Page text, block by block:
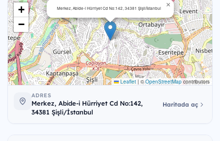
Merkez, Abide-i Hürriyet Cd No:142, 34381 Şişli/İstanbul ×
+
−
Leaflet | ©OpenStreetMapcontributors
ADRES
Merkez, Abide-i Hürriyet Cd No:142,
34381 Şişli/İstanbul
Haritada aç